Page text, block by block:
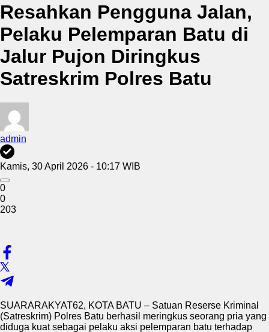
Resahkan Pengguna Jalan,
Pelaku Pelemparan Batu di
Jalur Pujon Diringkus
Satreskrim Polres Batu
admin
Kamis, 30 April 2026 - 10:17 WIB
0
0
203
SUARARAKYAT62, KOTA BATU – Satuan Reserse Kriminal
(Satreskrim) Polres Batu berhasil meringkus seorang pria yang
diduga kuat sebagai pelaku aksi pelemparan batu terhadap